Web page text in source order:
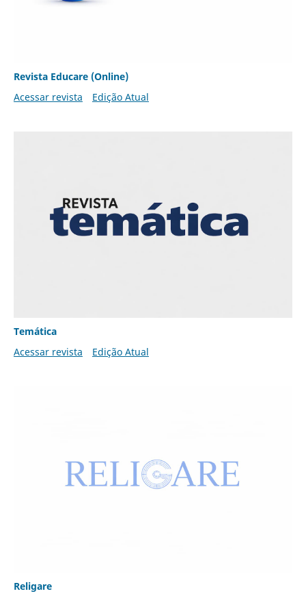
Revista Educare (Online)
Acessar revista
Edição Atual
Temática
Acessar revista
Edição Atual
Religare